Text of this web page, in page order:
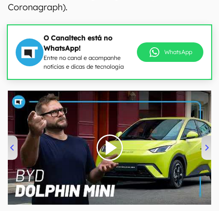
Coronagraph).
O Canaltech está no
WhatsApp!
Entre no canal e acompanhe
notícias e dicas de tecnologia
WhatsApp
00:00/04:07